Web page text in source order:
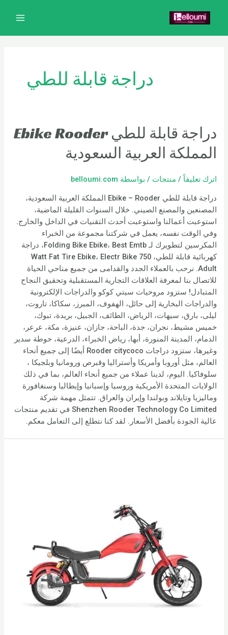
دراجة قابلة للطي
دراجة قابلة للطي Ebike Rooder
المملكة العربية السعودية
اترك تعليقاً / منتجات / بواسطة belloumi.com
دراجة قابلة للطي Ebike – Rooder المملكة العربية السعودية،
المصنعين والمصنع الصيني. خلال السنوات القليلة الماضية،
استوعبت أعمالنا واستوعبت أحدث التقنيات في الداخل والخارج.
وفي الوقت نفسه، يعمل في شركتنا مجموعة من الخبراء
المكرسين لتطويرك لـ Folding Bike Ebike، Best Emtb، دراجة
كهربائية قابلة للطي، 750 Watt Fat Tire Ebike، Electr Bike
Adult. نرحب بالعملاء الجدد والقدامى من جميع مناحي الحياة
للاتصال بنا لمعرفة العلاقات التجارية المستقبلية وتحقيق النجاح
المتبادل! ستزود مروحيات سيتي كوكو والدراجات الإلكترونية
والدراجات البخارية إلى حائل، الهفوف، المبرز، سكاكا، تاروت،
ليلى، بارق، سيهات، الرياض، الطائف، الجبيل، بريدة، تبوك،
خميس مشيط، نجران، جدة، الباحة، جازان، عنيزة، مكة، عرعر،
الدمام، المدينة المنورة، أبها، رياض الخبراء، الدرعية، حوطة سدير
وغيرها، ستزود دراجات Rooder citycoco أيضًا إلى جميع أنحاء
العالم، مثل أوروبا وأمريكا وأستراليا وقبرص ورومانيا وبلجيكا ،
سلوفاكيا. اليوم، لدينا عملاء من جميع أنحاء العالم، بما في ذلك
الولايات المتحدة الأمريكية وروسيا وإسبانيا وإيطاليا وسنغافورة
وماليزيا وتايلاند وبولندا وإيران والعراق. تتمثل مهمة شركة
Shenzhen Rooder Technology Co Limited في تقديم منتجات
عالية الجودة بأفضل الأسعار. لقد كنا نتطلع إلى التعامل معكم.